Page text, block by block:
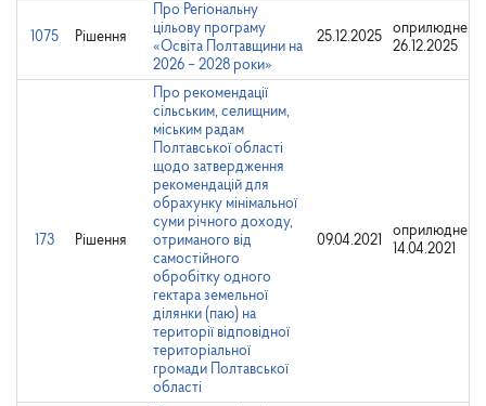
1075 Рішення
Про Регіональну
цільову програму
«Освіта Полтавщини на
2026 – 2028 роки»
25.12.2025
оприлюднено:
26.12.2025
173 Рішення
Про рекомендації
сільським, селищним,
міським радам
Полтавської області
щодо затвердження
рекомендацій для
обрахунку мінімальної
суми річного доходу,
отриманого від
самостійного
обробітку одного
гектара земельної
ділянки (паю) на
території відповідної
територіальної
громади Полтавської
області
09.04.2021
оприлюднено
14.04.2021